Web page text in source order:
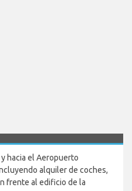
hacia el Aeropuerto
alquiler de coches,
frente al edificio de la